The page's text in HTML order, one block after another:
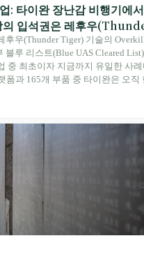
: 타이완 장난감 비행기에
의 입석권은 레후우
후우(Thunder Tiger) 기술의
블루 리스트(Blue UAS Cleared
중 최초이자 지금까지 유일한 사례
폼과 165개 부품 중 타이완은 오직
미국 양당 소속 상원의원 4명이 《
의 진입이 너무 느려 미국 스스로가
점이다. 타이완에서 46년간 원격
한 회사가 오하이오주에 두 번째 공